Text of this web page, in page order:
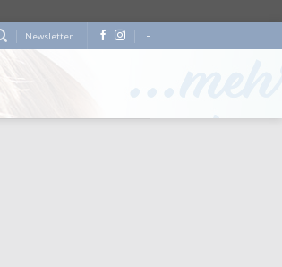
Newsletter -